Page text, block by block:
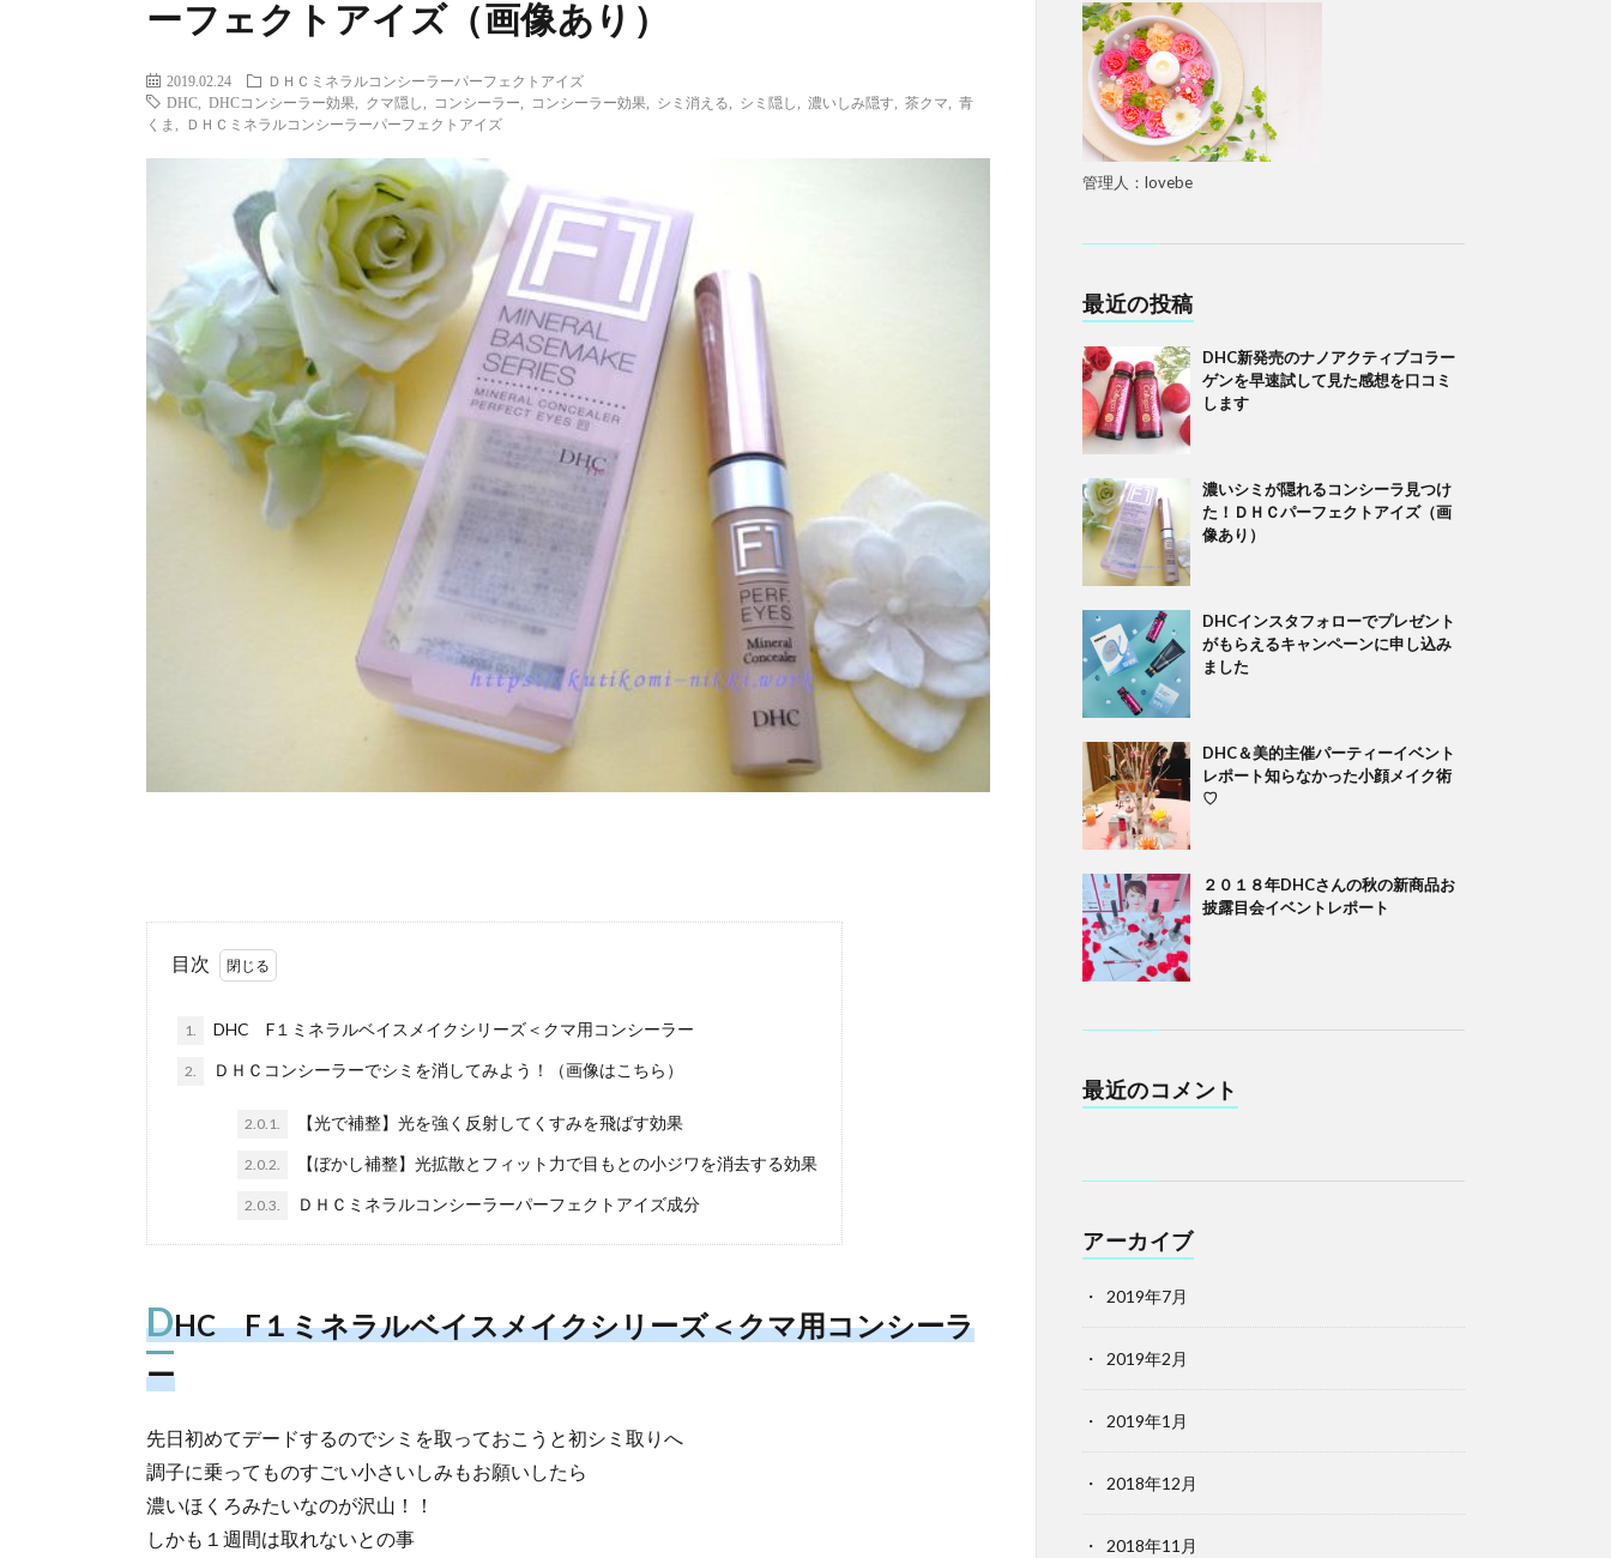
ーフェクトアイズ（画像あり）
2019.02.24
ＤＨＣミネラルコンシーラーパーフェクトアイズ
DHC
DHCコンシーラー効果 クマ隠し コンシーラー コンシーラー効果 シミ消える シミ隠し 濃いしみ隠す 茶クマ
青
くま
ＤＨＣミネラルコンシーラーパーフェクトアイズ
目次
1. DHC F１ミネラルベイスメイクシリーズ＜クマ用コンシーラー
2. ＤＨＣコンシーラーでシミを消してみよう！（画像はこちら）
2.0.1. 【光で補整】光を強く反射してくすみを飛ばす効果
2.0.2. 【ぼかし補整】光拡散とフィット力で目もとの小ジワを消去する効果
2.0.3. ＤＨＣミネラルコンシーラーパーフェクトアイズ成分
DHC F１ミネラルベイスメイクシリーズ＜クマ用コンシーラ
ー
先日初めてデードするのでシミを取っておこうと初シミ取りへ
調子に乗ってものすごい小さいしみもお願いしたら
濃いほくろみたいなのが沢山！！
しかも１週間は取れないとの事
管理人：lovebe
最近の投稿
DHC新発売のナノアクティブコラー
ゲンを早速試して見た感想を口コミ
します
濃いシミが隠れるコンシーラ見つけ
た！ＤＨＣパーフェクトアイズ（画
像あり）
DHCインスタフォローでプレゼント
がもらえるキャンペーンに申し込み
ました
DHC＆美的主催パーティーイベント
レポート知らなかった小顔メイク術
♡
２０１８年DHCさんの秋の新商品お
披露目会イベントレポート
最近のコメント
アーカイブ
2019年7月
2019年2月
2019年1月
2018年12月
2018年11月